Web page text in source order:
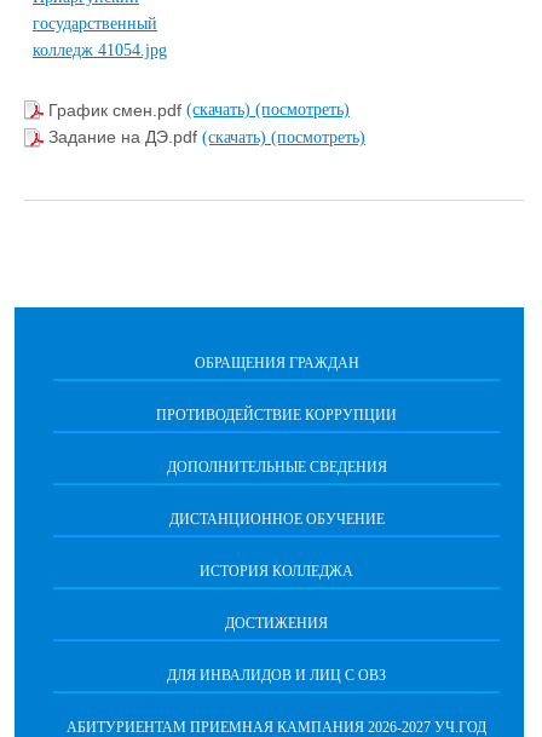
График смен.pdf (скачать) (посмотреть)
Задание на ДЭ.pdf (скачать) (посмотреть)
ОБРАЩЕНИЯ ГРАЖДАН
ПРОТИВОДЕЙСТВИЕ КОРРУПЦИИ
ДОПОЛНИТЕЛЬНЫЕ СВЕДЕНИЯ
ДИСТАНЦИОННОЕ ОБУЧЕНИЕ
ИСТОРИЯ КОЛЛЕДЖА
ДОСТИЖЕНИЯ
ДЛЯ ИНВАЛИДОВ И ЛИЦ С ОВЗ
АБИТУРИЕНТАМ ПРИЕМНАЯ КАМПАНИЯ 2026-2027 УЧ.ГОД